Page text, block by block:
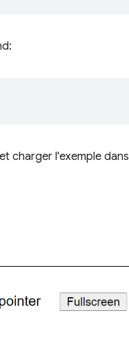
charger l'exemple dans